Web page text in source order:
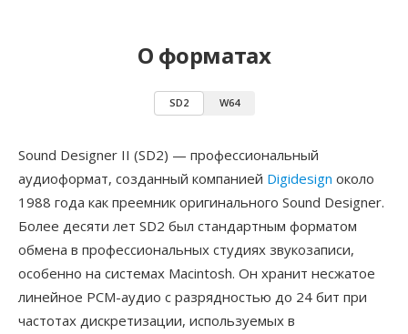
О форматах
SD2 W64
Sound Designer II (SD2) — профессиональный
аудиоформат, созданный компанией Digidesign около
1988 года как преемник оригинального Sound Designer.
Более десяти лет SD2 был стандартным форматом
обмена в профессиональных студиях звукозаписи,
особенно на системах Macintosh. Он хранит несжатое
линейное PCM-аудио с разрядностью до 24 бит при
частотах дискретизации, используемых в